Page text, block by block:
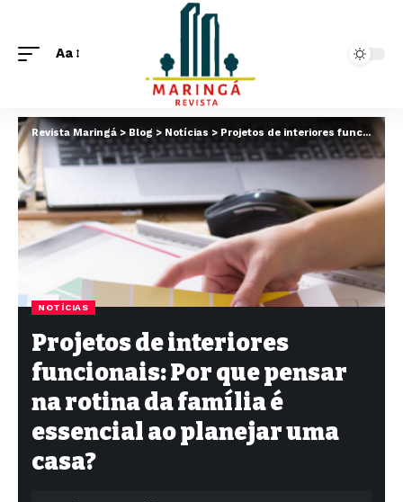
Aa
Revista Maringá> Blog > Notícias > Projetos de interiores funcionais: Por que pensar na rotina da família é essencial ao planejar uma casa?
NOTÍCIAS
Projetos de interiores
funcionais: Por que pensar
na rotina da família é
essencial ao planejar uma
casa?